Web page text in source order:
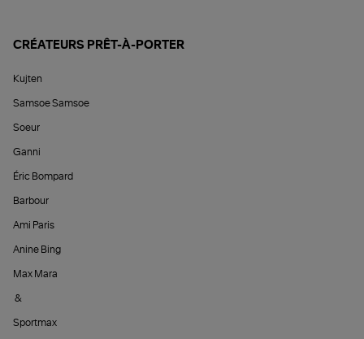
CRÉATEURS PRÊT-À-PORTER
Kujten
Samsoe Samsoe
Soeur
Ganni
Éric Bompard
Barbour
Ami Paris
Anine Bing
Max Mara
&
Sportmax